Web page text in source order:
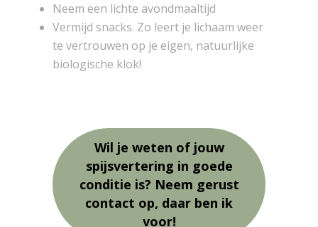
Neem een lichte avondmaaltijd
Vermijd snacks. Zo leert je lichaam weer
te vertrouwen op je eigen, natuurlijke
biologische klok!
Wil je weten of jouw
spijsvertering in goede
conditie is? Neem gerust
contact op, daar ben ik
voor!